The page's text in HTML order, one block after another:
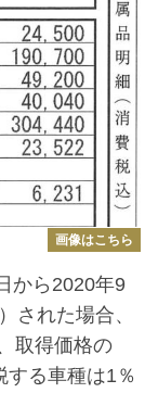
画像はこちら
から2020年9
された場合、
取得価格の
する車種は1％